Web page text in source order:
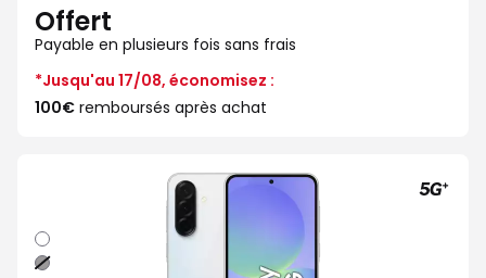
Offert
Payable en plusieurs fois sans frais
*Jusqu'au 17/08, économisez :
100€ remboursés après achat
Blanc
Noir